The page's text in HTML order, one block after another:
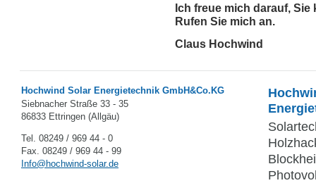
Ich freue mich darauf, Sie
Rufen Sie mich an.
Claus Hochwind
Hochwind Solar Energietechnik GmbH&Co.KG
Siebnacher Straße 33 - 35
86833 Ettringen (Allgäu)
Tel. 08249 / 969 44 - 0
Fax. 08249 / 969 44 - 99
Info@hochwind-solar.de